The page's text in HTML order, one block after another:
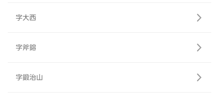
字大西
字斧鎔
字鍛治山